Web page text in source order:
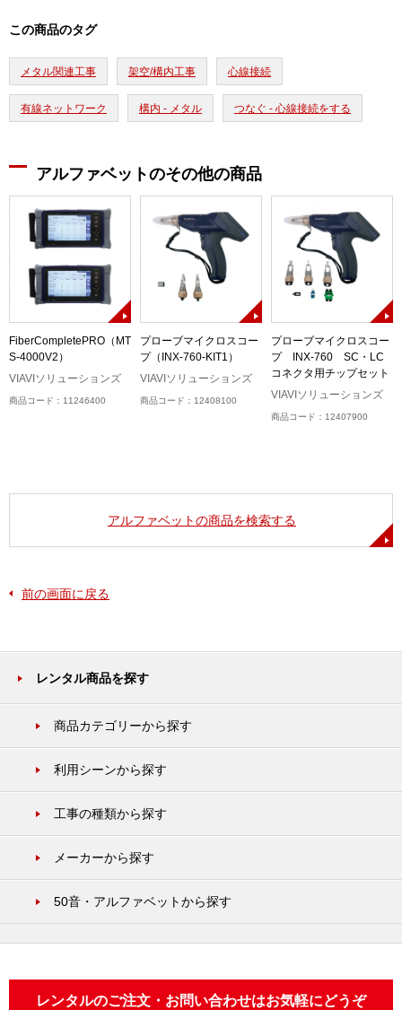
この商品のタグ
メタル関連工事 架空/構内工事 心線接続
有線ネットワーク 構内 - メタル つなぐ - 心線接続をする
アルファベットのその他の商品
FiberCompletePRO（MT
S-4000V2）
VIAVIソリューションズ
商品コード：11246400
プローブマイクロスコー
プ（INX-760-KIT1）
VIAVIソリューションズ
商品コード：12408100
プローブマイクロスコー
プ INX-760 SC・LC
コネクタ用チップセット
VIAVIソリューションズ
商品コード：12407900
アルファベットの商品を検索する
前の画面に戻る
レンタル商品を探す
商品カテゴリーから探す
利用シーンから探す
工事の種類から探す
メーカーから探す
50音・アルファベットから探す
レンタルのご注文・お問い合わせはお気軽にどうぞ